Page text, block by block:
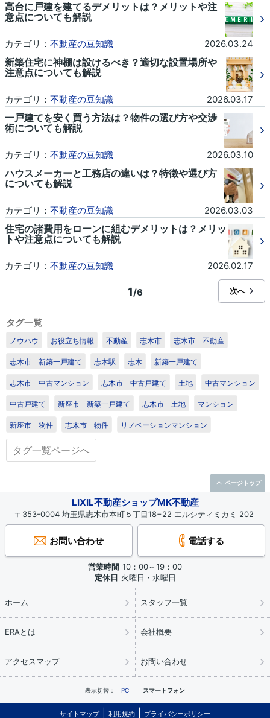
高台に戸建を建てるデメリットは？メリットや注
意点についても解説
カテゴリ： 不動産の豆知識 2026.03.24
新築住宅に神棚は設けるべき？適切な設置場所や
注意点についても解説
カテゴリ： 不動産の豆知識 2026.03.17
一戸建てを安く買う方法は？物件の選び方や交渉
術についても解説
カテゴリ： 不動産の豆知識 2026.03.10
ハウスメーカーと工務店の違いは？特徴や選び方
についても解説
カテゴリ： 不動産の豆知識 2026.03.03
住宅の諸費用をローンに組むデメリットは？メリッ
トや注意点についても解説
カテゴリ： 不動産の豆知識 2026.02.17
1/6 次へ
タグ一覧
ノウハウ お役立ち情報 不動産 志木市 志木市 不動産
志木市 新築一戸建て 志木駅 志木 新築一戸建て
志木市 中古マンション 志木市 中古戸建て 土地 中古マンション
中古戸建て 新座市 新築一戸建て 志木市 土地 マンション
新座市 物件 志木市 物件 リノベーションマンション
タグ一覧ページへ
LIXIL不動産ショップMK不動産
〒353-0004 埼玉県志木市本町５丁目18−22 エルシティミカミ 202
お問い合わせ 電話する
営業時間 10：00～19：00
定休日 火曜日・水曜日
ホーム スタッフ一覧
ERAとは 会社概要
アクセスマップ お問い合わせ
表示切替： PC スマートフォン
サイトマップ 利用規約 プライバシーポリシー
ページトップ